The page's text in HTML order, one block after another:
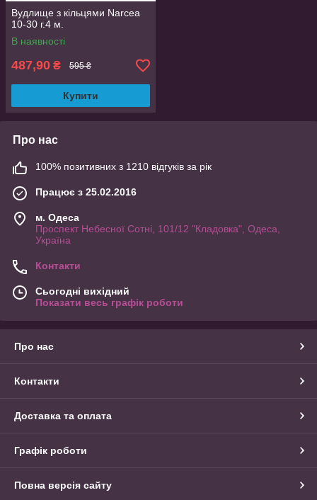
Вудлище з кільцями Narcea
10-30 г.4 м.
В наявності
487,90 ₴ 595 ₴
Купити
Про нас
100% позитивних з 1210 відгуків за рік
Працює з 25.02.2016
м. Одеса
Проспект Небесної Сотні, 101/12 "Кладовка", Одеса,
Україна
Контакти
Сьогодні вихідний
Показати весь графік роботи
Про нас
Контакти
Доставка та оплата
Графік роботи
Повна версія сайту